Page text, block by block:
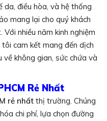
da, điều hòa, và hệ thống
mang lại cho quý khách
nhiều năm kinh nghiệm
cam kết mang đến dịch
không gian, sức chứa và
Rẻ Nhất
rẻ nhất thị trường. Chúng
chi phí, lựa chọn đường